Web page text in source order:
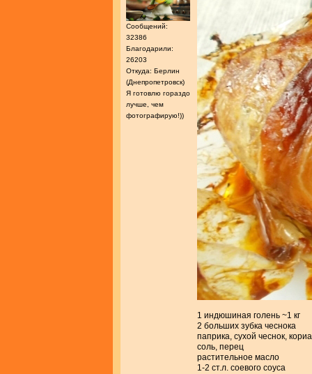
Сообщений:
32386
Благодарили:
26203
Откуда: Берлин
(Днепропетровск)
Я готовлю гораздо
лучше, чем
фотографирую!))
1 индюшиная голень ~1 кг
2 больших зубка чеснока
паприка, сухой чеснок,
соль, перец
растительное масло
1-2 ст.л. соевого соуса